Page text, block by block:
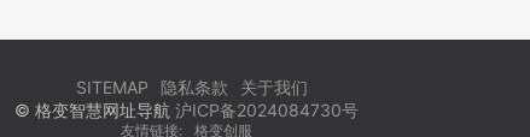
SITEMAP 隐私条款
关于我们
© 格变智慧网址导航 沪ICP备2024084730号
友情链接: 格变创服